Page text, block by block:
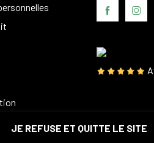
JE REFUSE ET QUITTE LE SITE